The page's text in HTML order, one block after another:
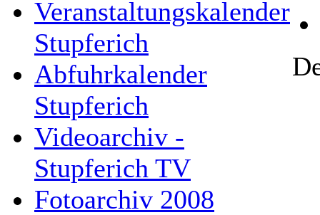
Veranstaltungskalender
Stupferich
Abfuhrkalender
Stupferich
Videoarchiv -
Stupferich TV
Fotoarchiv 2008